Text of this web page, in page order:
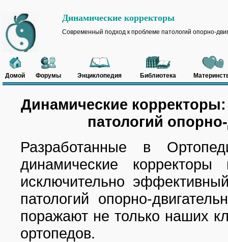
Динамические корректоры
Cовременный подход к проблеме патологий опорно-
Домой Форумы Энциклопедия Библиотека
Динамические
патологий
Разработанные в
динамические
исключительно
патологий опорно-
поражают не только наших
ортопедов.